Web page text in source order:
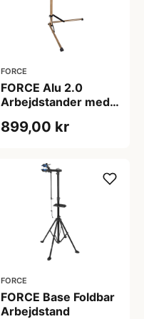
FORCE
FORCE Alu 2.0
Arbejdstander med
Guld/Sort
899,00 kr
FORCE
FORCE Base Foldbar
Arbejdstand